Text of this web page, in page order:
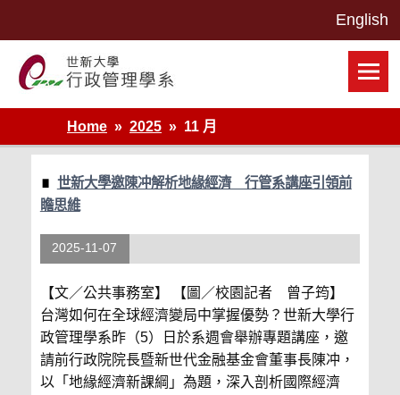
世新大學行政管理學系網站
Home
2025 11 月
世新大學邀陳冲解析地緣經濟 行管系講座引領前
瞻思維
2025-11-07
【文／公共事務室】 【圖／校園記者 曾子筠】
台灣如何在全球經濟變局中掌握優勢？世新大學行
政管理學系昨（5）日於系週會舉辦專題講座，邀
請前行政院院長暨新世代金融基金會董事長陳冲，
以「地緣經濟新課綱」為題，深入剖析國際經濟